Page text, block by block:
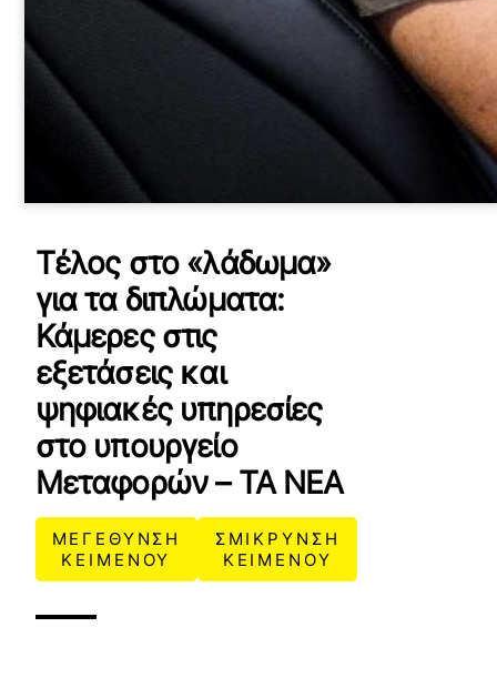
Τέλος στο «λάδωμα»
για τα διπλώματα:
Κάμερες στις
εξετάσεις και
ψηφιακές υπηρεσίες
στο υπουργείο
Μεταφορών – ΤΑ ΝΕΑ
ΜΕΓΕΘΥΝΣΗ
ΚΕΙΜΕΝΟΥ
ΣΜΙΚΡΥΝΣΗ
ΚΕΙΜΕΝΟΥ